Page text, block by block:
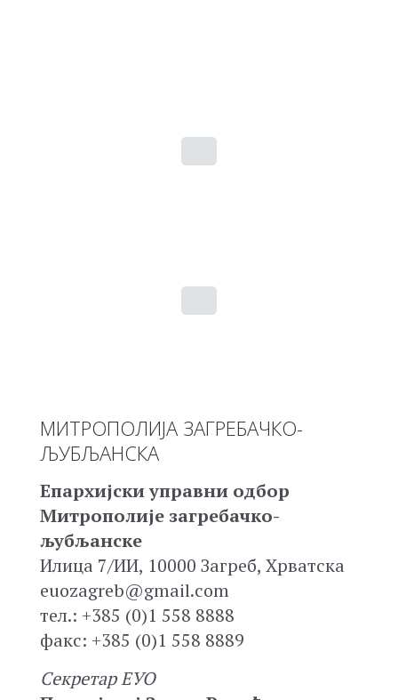
МИТРОПОЛИЈА ЗАГРЕБАЧКО-
ЉУБЉАНСКА
Епархијски управни одбор
Митрополије загребачко-
љубљанске
Илица 7/ИИ, 10000 Загреб, Хрватска
euozagreb@gmail.com
тел.: +385 (0)1 558 8888
факс: +385 (0)1 558 8889
Секретар ЕУО